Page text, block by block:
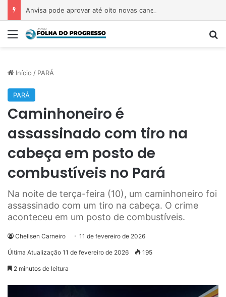
Menu
Início / PARÁ
PARÁ
Caminhoneiro é
assassinado com tiro na
cabeça em posto de
combustíveis no Pará
Na noite de terça-feira (10), um caminhoneiro foi
assassinado com um tiro na cabeça. O crime
aconteceu em um posto de combustíveis.
Chellsen Carneiro 11 de fevereiro de 2026
Última Atualização 11 de fevereiro de 2026 195
2 minutos de leitura